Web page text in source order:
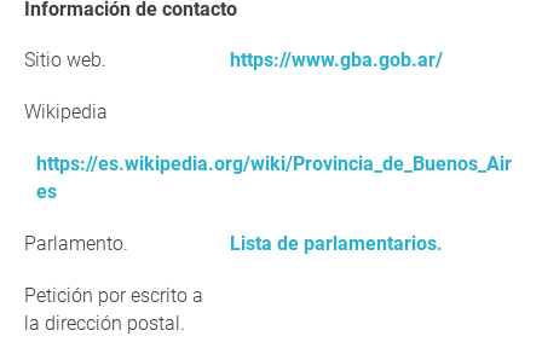
Información de contacto
Sitio web. https://www.gba.gob.ar/
Wikipedia
https://es.wikipedia.org/wiki/Provincia_de_Buenos_Air
es
Parlamento. Lista de parlamentarios.
Petición por escrito a
la dirección postal.